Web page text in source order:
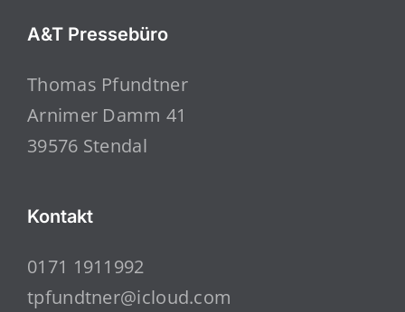
A&T Pressebüro
Thomas Pfundtner
Arnimer Damm 41
39576 Stendal
Kontakt
0171 1911992
tpfundtner@icloud.com